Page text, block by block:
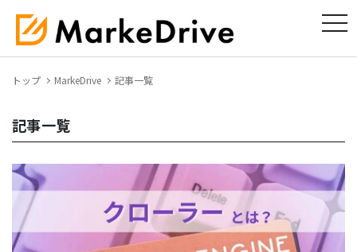
トップ MarkeDrive 記事一覧
記事一覧